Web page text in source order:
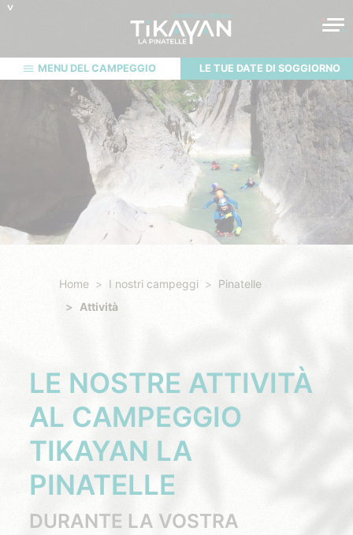
MENU DEL CAMPEGGIO LE TUE DATE DI SOGGIORNO
Home I nostri campeggi
Pinatelle
Attività
LE NOSTRE ATTIVITÀ
AL CAMPEGGIO
TIKAYAN LA
PINATELLE
DURANTE LA VOSTRA